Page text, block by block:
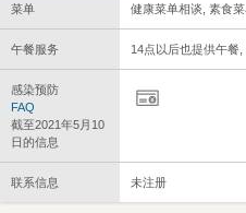
菜单 健康菜单相谈, 素食
午餐服务 14点以后也提供午餐
感染预防
FAQ
截至2021年5月10
日的信息
联系信息 未注册